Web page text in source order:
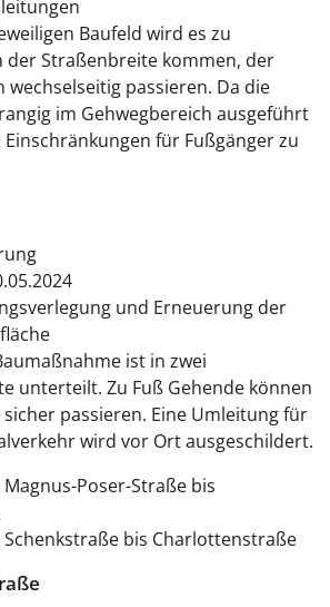
Baufeld wird es zu
der Straßenbreite kommen, der
wechselseitig passieren. Da die
im Gehwegbereich ausgeführt
für Fußgänger zu
und Erneuerung der
ist in zwei
unterteilt. Zu Fuß Gehende können
sicher passieren. Eine Umleitung für
wird vor Ort ausgeschildert.
Poser-Straße bis
bis Charlottenstraße